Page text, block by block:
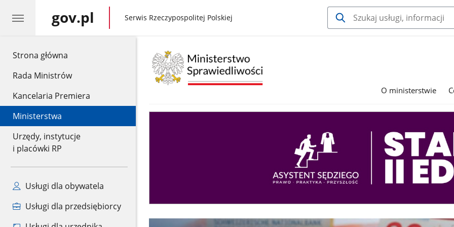
Strona główna
Rada Ministrów
Kancelaria Premiera
Ministerstwa
Urzędy, instytucje
i placówki RP
Usługi dla obywatela
Usługi dla przedsiębiorcy
gov.pl gov.pl
Serwis Rzeczypospolitej Polskiej
O ministerstwie